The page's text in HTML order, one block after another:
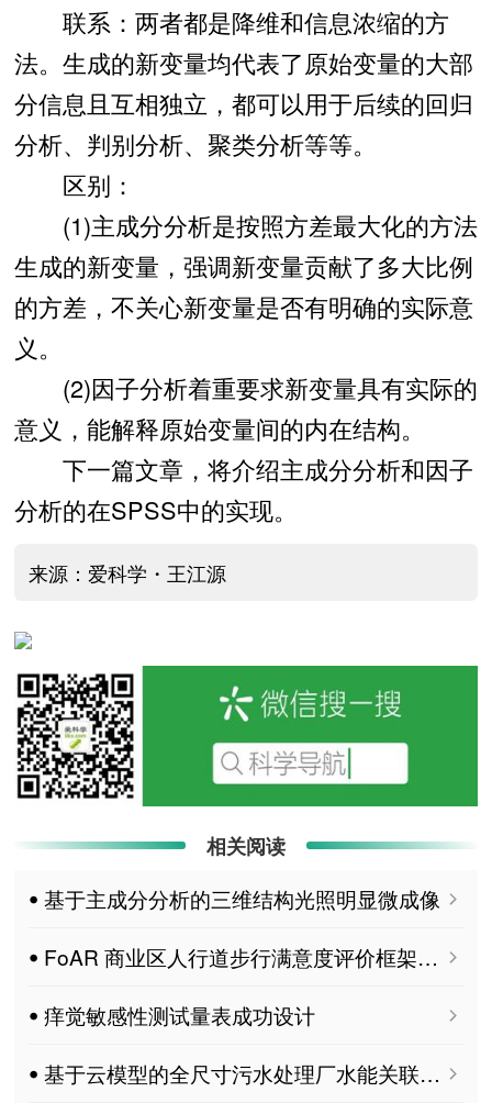
联系：两者都是降维和信息浓缩的方
法。生成的新变量均代表了原始变量的大部
分信息且互相独立，都可以用于后续的回归
分析、判别分析、聚类分析等等。
区别：
(1)主成分分析是按照方差最大化的方法
生成的新变量，强调新变量贡献了多大比例
的方差，不关心新变量是否有明确的实际意
义。
(2)因子分析着重要求新变量具有实际的
意义，能解释原始变量间的内在结构。
下一篇文章，将介绍主成分分析和因子
分析的在SPSS中的实现。
来源：爱科学・王江源
相关阅读
ꔷ 基于主成分分析的三维结构光照明显微成像
ꔷ FoAR 商业区人行道步行满意度评价框架：结合建成环境与个人属性（日本应用实例）
ꔷ 痒觉敏感性测试量表成功设计
ꔷ 基于云模型的全尺寸污水处理厂水能关联特征分析 Engineering